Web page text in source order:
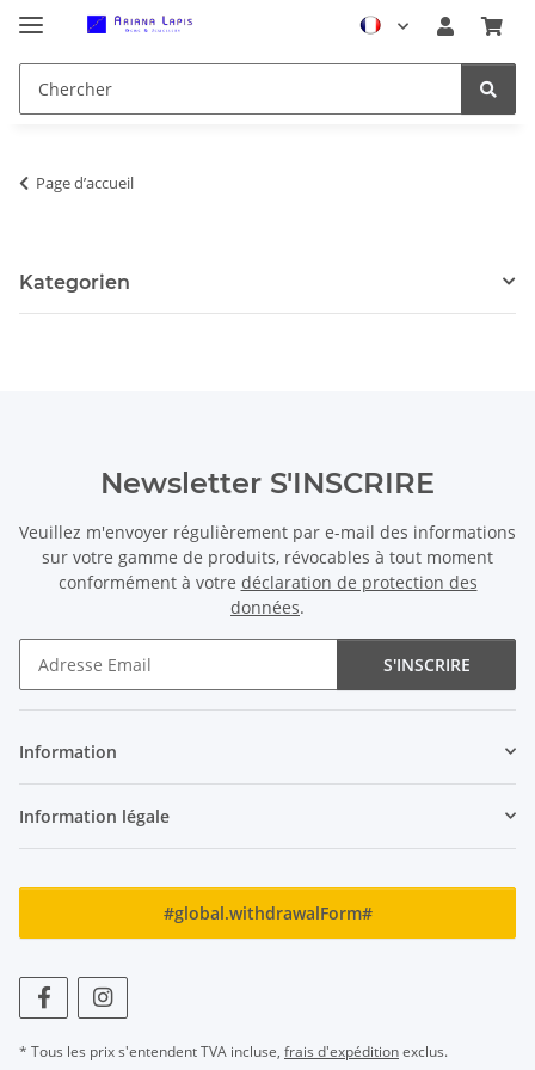
Page d’accueil
Kategorien
Newsletter S'INSCRIRE
Veuillez m'envoyer régulièrement par e-mail des informations
sur votre gamme de produits, révocables à tout moment
conformément à votre déclaration de protection des
données.
S'INSCRIRE
Information
Information légale
#global.withdrawalForm#
* Tous les prix s'entendent TVA incluse, frais d'expéditionexclus.